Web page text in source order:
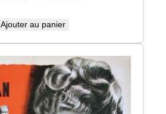
Ajouter au panier